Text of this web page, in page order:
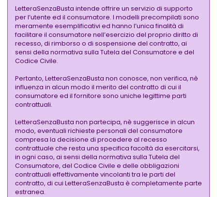
LetteraSenzaBusta intende offrire un servizio di supporto
per l’utente ed il consumatore. I modelli precompilati sono
meramente esemplificativi ed hanno l’unica finalità di
facilitare il consumatore nell’esercizio del proprio diritto di
recesso, di rimborso o di sospensione del contratto, ai
sensi della normativa sulla Tutela del Consumatore e del
Codice Civile.
Pertanto, LetteraSenzaBusta non conosce, non verifica, nè
influenza in alcun modo il merito del contratto di cui il
consumatore ed il fornitore sono uniche legittime parti
contrattuali.
LetteraSenzaBusta non partecipa, nè suggerisce in alcun
modo, eventuali richieste personali del consumatore
compresa la decisione di procedere al recesso
contrattuale che resta una specifica facoltà da esercitarsi,
in ogni caso, ai sensi della normativa sulla Tutela del
Consumatore, del Codice Civile e delle obbligazioni
contrattuali effettivamente vincolanti tra le parti del
contratto, di cui LetteraSenzaBusta è completamente parte
estranea.